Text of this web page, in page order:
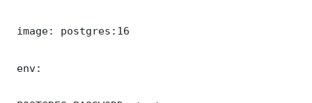
image: postgres:16
env: